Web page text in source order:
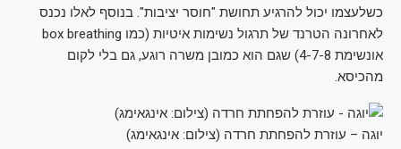
כשלעצמו יכול להרגיע תחושת "חוסר יציבות". בנוסף לאלו נכנס
לאחרונה הטרנד של תרגול נשימות איטיות (כמו box breathing
אונשימת 4-7-8) שגם הוא כמובן משרה רוגע, גם בלי לקום
מהכיסא.
יוגה – עוזרת להפחתת חרדה (צילום: אינגאימג)